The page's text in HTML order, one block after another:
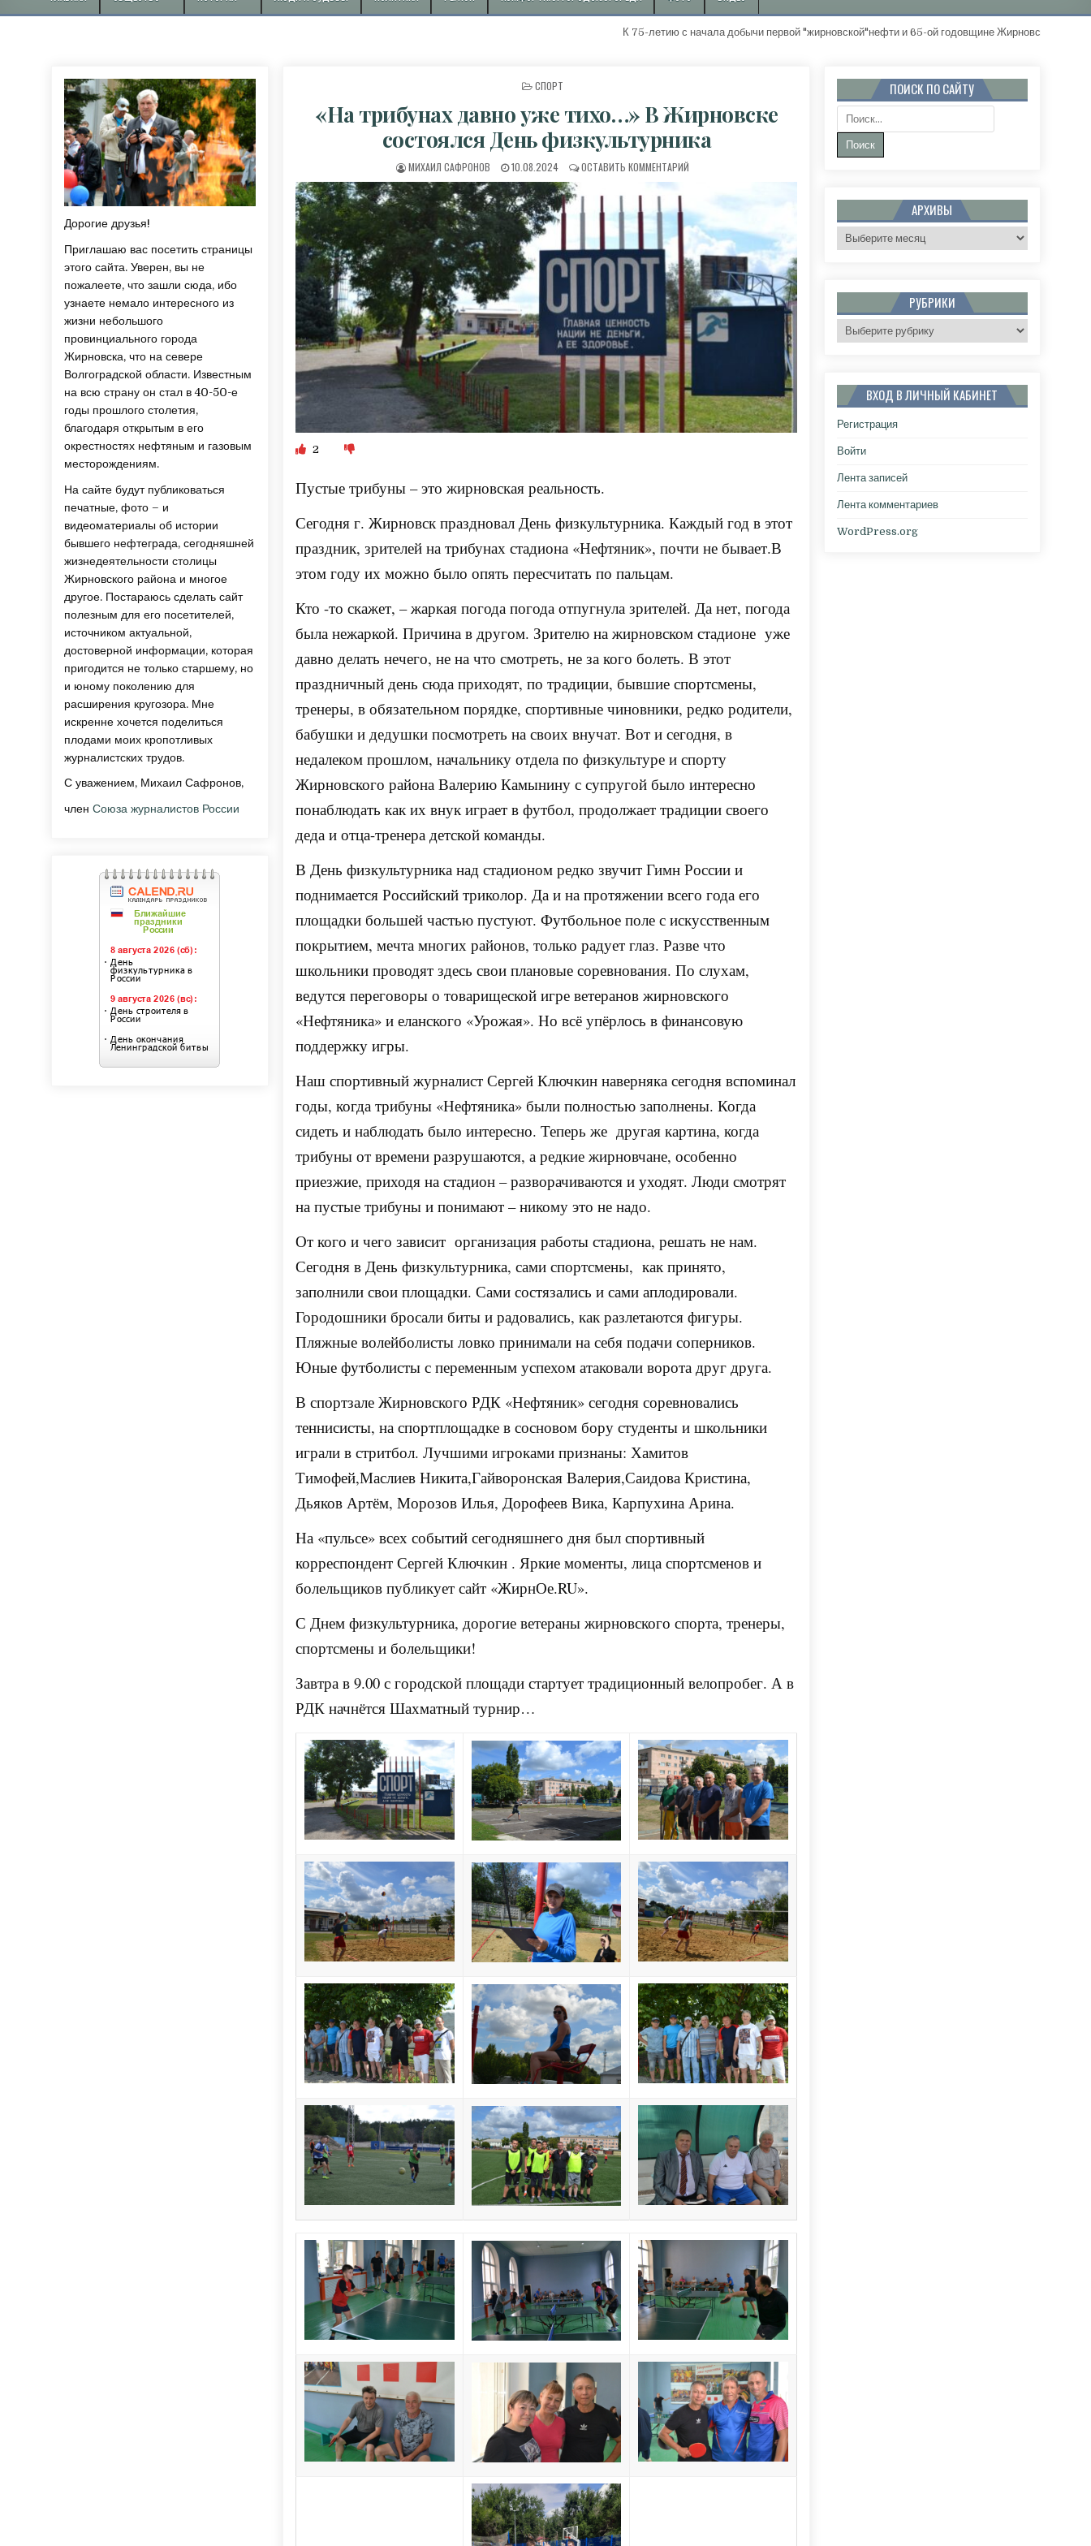
К 75-летию с начала добычи первой "жирновской"нефти и 65-ой годовщине Жирновского
ОПУБЛИКОВАНО В
СПОРТ
«На трибунах давно уже тихо…» В Жирновске
состоялся День физкультурника
АВТОР:
МИХАИЛ САФРОНОВ ДАТА ПУБЛИКАЦИИ:
10.08.2024 ОСТАВИТЬ КОММЕНТАРИЙК «НА ТРИБУНАХ ДАВНО УЖЕ ТИХО…» В ЖИРНОВСКЕ СОСТОЯЛСЯ ДЕНЬ ФИЗКУЛЬТУРНИКА
2
Пустые трибуны – это жирновская реальность.
Сегодня г. Жирновск праздновал День физкультурника. Каждый год в этот
праздник, зрителей на трибунах стадиона «Нефтяник», почти не бывает.В
этом году их можно было опять пересчитать по пальцам.
Кто -то скажет, – жаркая погода погода отпугнула зрителей. Да нет, погода
была нежаркой. Причина в другом. Зрителю на жирновском стадионе уже
давно делать нечего, не на что смотреть, не за кого болеть. В этот
праздничный день сюда приходят, по традиции, бывшие спортсмены,
тренеры, в обязательном порядке, спортивные чиновники, редко родители,
бабушки и дедушки посмотреть на своих внучат. Вот и сегодня, в
недалеком прошлом, начальнику отдела по физкультуре и спорту
Жирновского района Валерию Камынину с супругой было интересно
понаблюдать как их внук играет в футбол, продолжает традиции своего
деда и отца-тренера детской команды.
В День физкультурника над стадионом редко звучит Гимн России и
поднимается Российский триколор. Да и на протяжении всего года его
площадки большей частью пустуют. Футбольное поле с искусственным
покрытием, мечта многих районов, только радует глаз. Разве что
школьники проводят здесь свои плановые соревнования. По слухам,
ведутся переговоры о товарищеской игре ветеранов жирновского
«Нефтяника» и еланского «Урожая». Но всё упёрлось в финансовую
поддержку игры.
Наш спортивный журналист Сергей Ключкин наверняка сегодня вспоминал
годы, когда трибуны «Нефтяника» были полностью заполнены. Когда
сидеть и наблюдать было интересно. Теперь же другая картина, когда
трибуны от времени разрушаются, а редкие жирновчане, особенно
приезжие, приходя на стадион – разворачиваются и уходят. Люди смотрят
на пустые трибуны и понимают – никому это не надо.
От кого и чего зависит организация работы стадиона, решать не нам.
Сегодня в День физкультурника, сами спортсмены, как принято,
заполнили свои площадки. Сами состязались и сами аплодировали.
Городошники бросали биты и радовались, как разлетаются фигуры.
Пляжные волейболисты ловко принимали на себя подачи соперников.
Юные футболисты с переменным успехом атаковали ворота друг друга.
В спортзале Жирновского РДК «Нефтяник» сегодня соревновались
теннисисты, на спортплощадке в сосновом бору студенты и школьники
играли в стритбол. Лучшими игроками признаны: Хамитов
Тимофей,Маслиев Никита,Гайворонская Валерия,Саидова Кристина,
Дьяков Артём, Морозов Илья, Дорофеев Вика, Карпухина Арина.
На «пульсе» всех событий сегодняшнего дня был спортивный
корреспондент Сергей Ключкин . Яркие моменты, лица спортсменов и
болельщиков публикует сайт «ЖирнОе.RU».
С Днем физкультурника, дорогие ветераны жирновского спорта, тренеры,
спортсмены и болельщики!
Завтра в 9.00 с городской площади стартует традиционный велопробег. А в
РДК начнётся Шахматный турнир…
Дорогие друзья!
Приглашаю вас посетить страницы
этого сайта. Уверен, вы не
пожалеете, что зашли сюда, ибо
узнаете немало интересного из
жизни небольшого
провинциального города
Жирновска, что на севере
Волгоградской области. Известным
на всю страну он стал в 40-50-е
годы прошлого столетия,
благодаря открытым в его
окрестностях нефтяным и газовым
месторождениям.
На сайте будут публиковаться
печатные, фото – и
видеоматериалы об истории
бывшего нефтеграда, сегодняшней
жизнедеятельности столицы
Жирновского района и многое
другое. Постараюсь сделать сайт
полезным для его посетителей,
источником актуальной,
достоверной информации, которая
пригодится не только старшему, но
и юному поколению для
расширения кругозора. Мне
искренне хочется поделиться
плодами моих кропотливых
журналистских трудов.
С уважением, Михаил Сафронов,
членСоюза журналистов России
ПОИСК ПО САЙТУ
Поиск:
АРХИВЫ
Архивы
РУБРИКИ
Рубрики
ВХОД В ЛИЧНЫЙ КАБИНЕТ
Регистрация
Войти
Лента записей
Лента комментариев
WordPress.org